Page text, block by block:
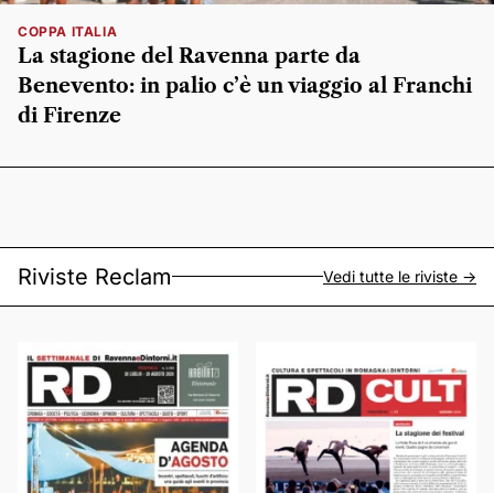
COPPA ITALIA
La stagione del Ravenna parte da
Benevento: in palio c’è un viaggio al Franchi
di Firenze
Riviste Reclam Vedi tutte le riviste ->